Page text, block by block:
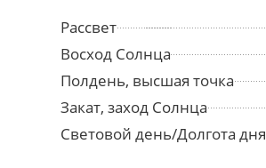
Рассвет
Восход Солнца
Полдень, высшая точка
Закат, заход Солнца
Световой день/Долгота дня